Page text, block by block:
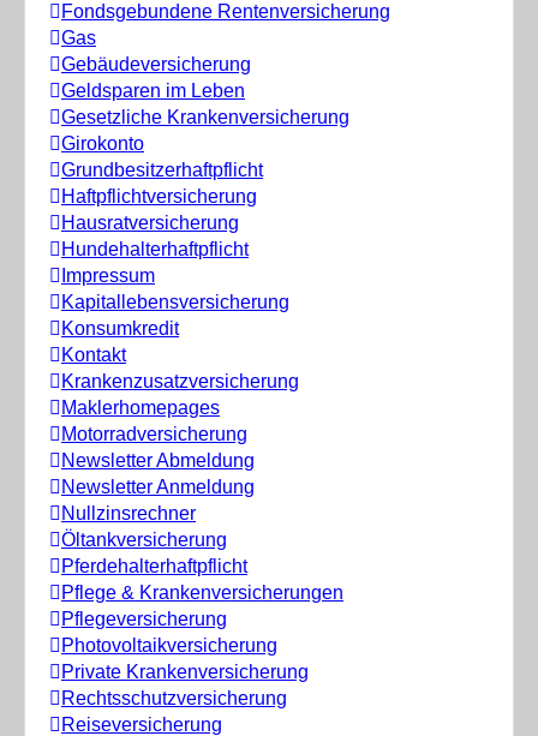
Fondsgebundene Rentenversicherung
Gas
Gebäudeversicherung
Geldsparen im Leben
Gesetzliche Krankenversicherung
Girokonto
Grundbesitzerhaftpflicht
Haftpflichtversicherung
Hausratversicherung
Hundehalterhaftpflicht
Impressum
Kapitallebensversicherung
Konsumkredit
Kontakt
Krankenzusatzversicherung
Maklerhomepages
Motorradversicherung
Newsletter Abmeldung
Newsletter Anmeldung
Nullzinsrechner
Öltankversicherung
Pferdehalterhaftpflicht
Pflege & Krankenversicherungen
Pflegeversicherung
Photovoltaikversicherung
Private Krankenversicherung
Rechtsschutzversicherung
Reiseversicherung